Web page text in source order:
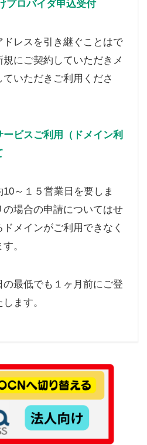
プロバイダ申込受付
レスを引き継ぐことはで
にご契約していただきメ
いただきご利用くださ
ビスご利用（ドメイン利
～１５営業日を要しま
場合の申請についてはせ
メインがご利用できなく
。
最低でも１ヶ月前にご登
ます。